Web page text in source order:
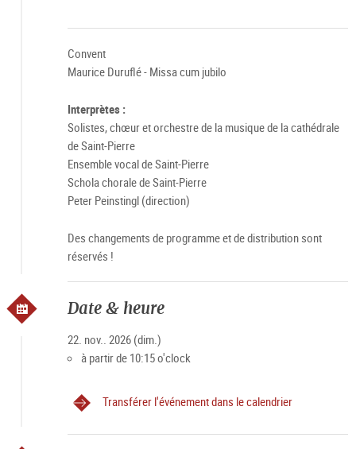
Convent
Maurice Duruflé - Missa cum jubilo
Interprètes :
Solistes, chœur et orchestre de la musique de la cathédrale
de Saint-Pierre
Ensemble vocal de Saint-Pierre
Schola chorale de Saint-Pierre
Peter Peinstingl (direction)
Des changements de programme et de distribution sont
réservés !
Date & heure
22. nov.. 2026 (dim.)
à partir de 10:15 o'clock
Transférer l'événement dans le calendrier